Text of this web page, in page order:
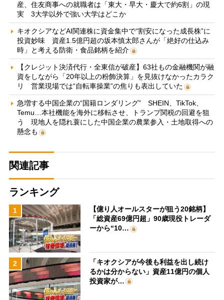
産、住友商事への就職者は「東大・早大・慶大で約6割」の現
実 3大学以外で強い大学はどこか
キオクシアなどAI関連株に資金集中で“割安になった成長株”に
投資妙味 資産1.5億円超の坂本慎太郎さんが「絶好の仕込み
時」と考える防衛・食品銘柄を紹介
【クレジット決済代行・全東信が破産】63社もの金融機関が融
資をしながら「20年以上の粉飾決算」を見抜けなかったカラク
リ 営業現場では“自転車操業”の焦りも表出していた
急増する中国企業の“国籍ロンダリング” SHEIN、TikTok、
Temu…本社機能を海外に移転させ、トランプ関税の回避を狙
う 現地人を隠れ蓑にした中国企業の農業参入・土地取得への
懸念も
関連記事
ランキング
1
【億り人オールスターが狙う20銘柄】
「総資産69億円超」90歳現役トレーダ
ーから“10…
2
「キオクシアが今後も利益を出し続け
るかは分からない」資産11億円の個人
投資家が…